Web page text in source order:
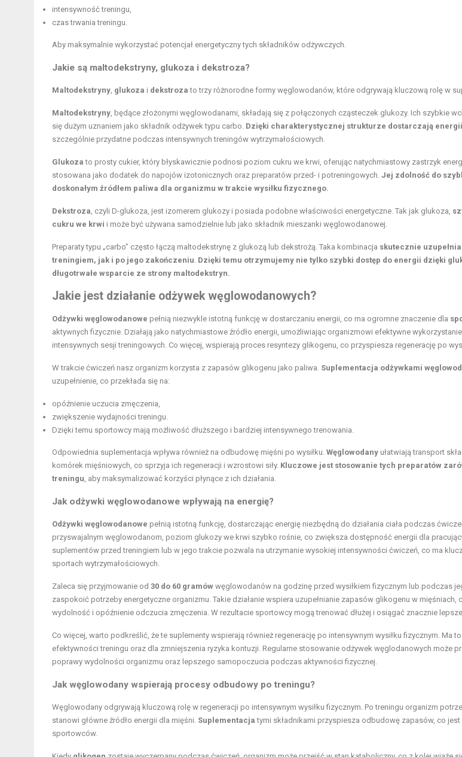
intensywność treningu,
czas trwania treningu.
Aby maksymalnie wykorzystać potencjał energetyczny tych składników odżywczych.
Jakie są maltodekstryny, glukoza i dekstroza?
Maltodekstryny, glukoza i dekstroza to trzy różnorodne formy węglowodanów, które odgrywają kluczową rolę w
Maltodekstryny, będące złożonymi węglowodanami, składają się z połączonych cząsteczek glukozy. Ich szybkie
się dużym uznaniem jako składnik odżywek typu carbo. Dzięki charakterystycznej strukturze dostarczają energii
szczególnie przydatne podczas intensywnych treningów wytrzymałościowych.
Glukoza to prosty cukier, który błyskawicznie podnosi poziom cukru we krwi, oferując natychmiastowy zastrzyk
stosowana jako dodatek do napojów izotonicznych oraz preparatów przed- i potreningowych. Jej zdolność do
doskonałym źródłem paliwa dla organizmu w trakcie wysiłku fizycznego.
Dekstroza, czyli D-glukoza, jest izomerem glukozy i posiada podobne właściwości energetyczne. Tak jak glukoza,
cukru we krwi i może być używana samodzielnie lub jako składnik mieszanki węglowodanowej.
Preparaty typu „carbo” często łączą maltodekstrynę z glukozą lub dekstrożą. Taka kombinacja skutecznie
treningiem, jak i po jego zakończeniu. Dzięki temu otrzymujemy nie tylko szybki dostęp do energii dzięki
długotrwałe wsparcie ze strony maltodekstryn.
Jakie jest działanie odżywek węglowodanowych?
Odżywki węglowodanowe pełnią niezwykle istotną funkcję w dostarczaniu energii, co ma ogromne znaczenie dla
aktywnych fizycznie. Działają jako natychmiastowe źródło energii, umożliwiając organizmowi efektywne
intensywnych sesji treningowych. Co więcej, wspierają proces resyntezy glikogenu, co przyspiesza regenerację po
W trakcie ćwiczeń nasz organizm korzysta z zapasów glikogenu jako paliwa. Suplementacja odżywkami
uzupełnienie, co przekłada się na:
opóźnienie uczucia zmęczenia,
zwiększenie wydajności treningu.
Dzięki temu sportowcy mają możliwość dłuższego i bardziej intensywnego trenowania.
Odpowiednia suplementacja wpływa również na odbudowę mięśni po wysiłku. Węglowodany ułatwiają transport
komórek mięśniowych, co sprzyja ich regeneracji i wzrostowi siły. Kluczowe jest stosowanie tych preparatów
treningu, aby maksymalizować korzyści płynące z ich działania.
Jak odżywki węglowodanowe wpływają na energię?
Odżywki węglowodanowe pełnią istotną funkcję, dostarczając energię niezbędną do działania ciała podczas
przyswajalnym węglowodanom, poziom glukozy we krwi szybko rośnie, co zwiększa dostępność energii dla
suplementów przed treningiem lub w jego trakcie pozwala na utrzymanie wysokiej intensywności ćwiczeń, co ma
sportach wytrzymałościowych.
Zaleca się przyjmowanie od 30 do 60 gramów węglowodanów na godzinę przed wysiłkiem fizycznym lub podczas
zaspokoić potrzeby energetyczne organizmu. Takie działanie wspiera uzupełnianie zapasów glikogenu w mięśniach,
wydolność i opóźnienie odczucia zmęczenia. W rezultacie sportowcy mogą trenować dłużej i osiągać znacznie
Co więcej, warto podkreślić, że te suplementy wspierają również regenerację po intensywnym wysiłku fizycznym. Ma
efektywności treningu oraz dla zmniejszenia ryzyka kontuzji. Regularne stosowanie odżywek węglodanowych może
poprawy wydolności organizmu oraz lepszego samopoczucia podczas aktywności fizycznej.
Jak węglowodany wspierają procesy odbudowy po treningu?
Węglowodany odgrywają kluczową rolę w regeneracji po intensywnym wysiłku fizycznym. Po treningu organizm
stanowi główne źródło energii dla mięśni. Suplementacja tymi składnikami przyspiesza odbudowę zapasów, co
sportowców.